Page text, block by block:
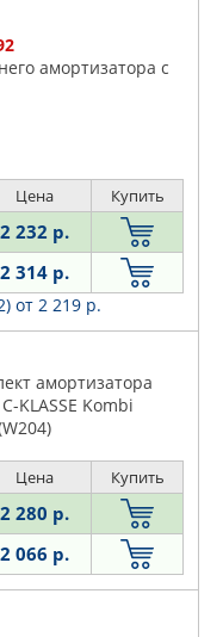
амортизатора с
Цена Купить
2 232 р.
2 314 р.
от 2 219 р.
амортизатора
KLASSE Kombi
Цена Купить
2 280 р.
2 066 р.